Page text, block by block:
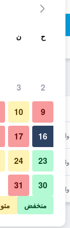
ح ن
2
3
9
10
16
17
23
24
30
31
منخفض